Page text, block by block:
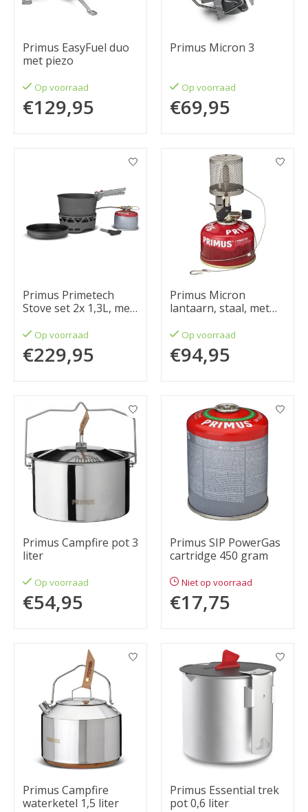
Primus EasyFuel duo
met piezo
Op voorraad
€129,95
Primus Micron 3
Op voorraad
€69,95
Primus Primetech
Stove set 2x 1,3L, met
Op voorraad
€229,95
Primus Micron
lantaarn, staal, met
Op voorraad
€94,95
Primus Campfire pot 3
liter
Op voorraad
€54,95
Primus SIP PowerGas
cartridge 450 gram
Niet op voorraad
€17,75
Primus Campfire
waterketel 1,5 liter
Primus Essential trek
pot 0,6 liter